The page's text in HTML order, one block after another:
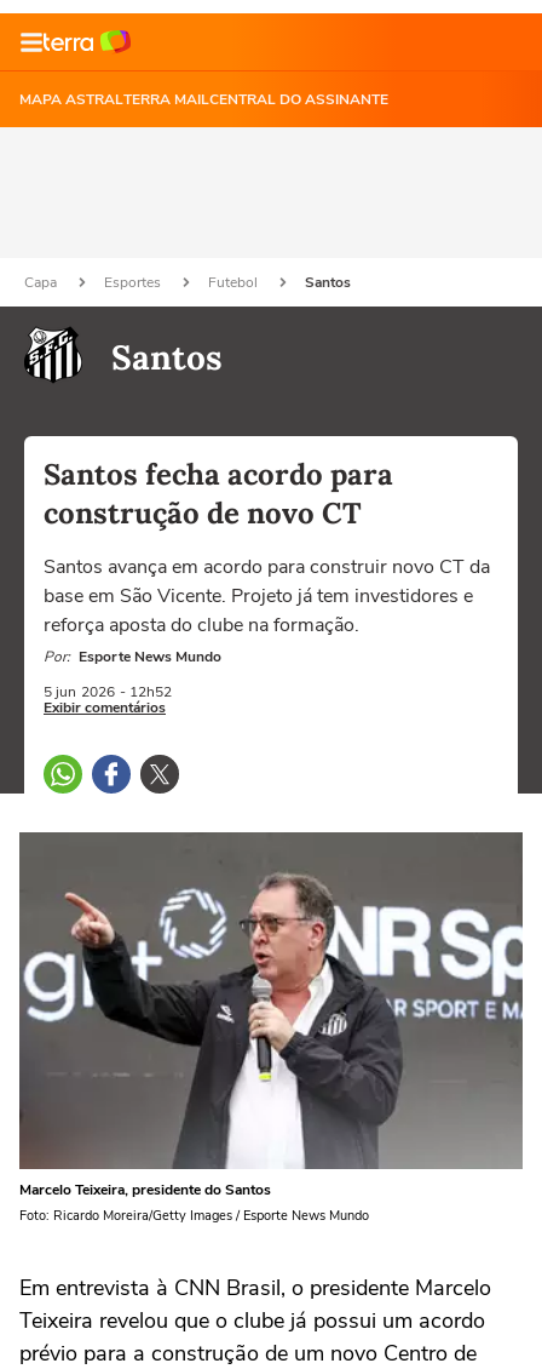
MAPA ASTRALTERRA MAILCENTRAL DO ASSINANTE
Capa Esportes Futebol Santos
Santos
Santos fecha acordo para
construção de novo CT
Santos avança em acordo para construir novo CT da
base em São Vicente. Projeto já tem investidores e
reforça aposta do clube na formação.
Por: Esporte News Mundo
5 jun 2026 - 12h52
Exibir comentários
Marcelo Teixeira, presidente do Santos
Foto: Ricardo Moreira/Getty Images / Esporte News Mundo
Em entrevista à CNN Brasil, o presidente Marcelo
Teixeira revelou que o clube já possui um acordo
prévio para a construção de um novo Centro de